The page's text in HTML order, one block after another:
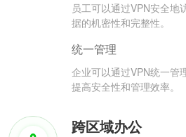
员工可以通过VPN安全地
据的机密性和完整性。
统一管理
企业可以通过VPN统一管
提高安全性和管理效率。
跨区域办公